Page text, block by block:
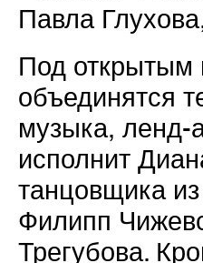
Павла
Под открытым
объединятся
музыка, ленд-
исполнит
танцовщика
Филипп
Трегубова.